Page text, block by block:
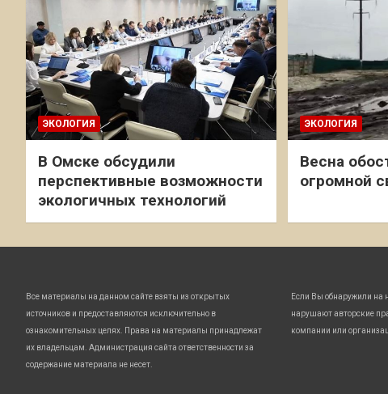
ЭКОЛОГИЯ
В Омске обсудили
перспективные возможности
экологичных технологий
ЭКОЛОГИЯ
Весна
огромной
Все материалы на данном сайте взяты из открытых
источников и предоставляются исключительно в
ознакомительных целях. Права на материалы принадлежат
их владельцам. Администрация сайта ответственности за
содержание материала не несет.
Если Вы обнаружили на
нарушают авторские
компании или